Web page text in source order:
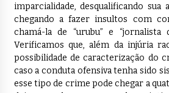
imparcialidade, desqualificando sua
chegando a fazer insultos com
chamá-la de “urubu” e “jornalista
Verificamos que, além da injúria
possibilidade de caracterização do
caso a conduta ofensiva tenha sido
esse tipo de crime pode chegar a